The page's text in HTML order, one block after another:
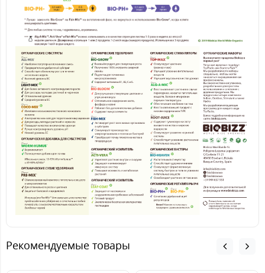
Рекомендуемые товары